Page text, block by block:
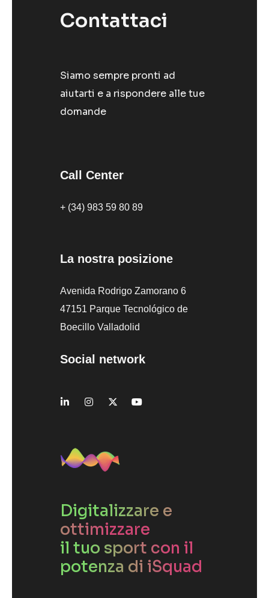
Contattaci
Siamo sempre pronti ad
aiutarti e a rispondere alle tue
domande
Call Center
+ (34) 983 59 80 89
La nostra posizione
Avenida Rodrigo Zamorano 6
47151 Parque Tecnológico de
Boecillo Valladolid
Social network
Digitalizzare e
ottimizzare
il tuo sport con il
potenza di iSquad